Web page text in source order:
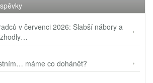
v červenci 2026: Slabší nábory a
máme co dohánět?